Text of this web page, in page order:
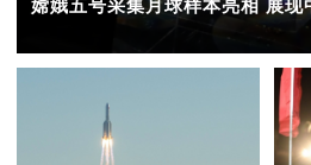
嫦娥五号采集月球样本亮相 展现